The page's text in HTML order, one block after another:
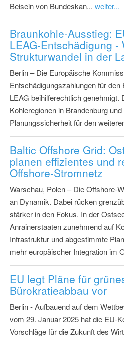
Beisein von Bundeskan... weiter...
Braunkohle-Ausstieg:
LEAG-Entschädigung -
Strukturwandel in der
Berlin – Die Europäische
Entschädigungszahlungen für
LEAG beihilferechtlich genehmigt.
Kohleregionen in Brandenburg
Planungssicherheit für den
Baltic Offshore Grid:
planen effizientes und
Offshore-Stromnetz
Warschau, Polen – Die Offshore-
an Dynamik. Dabei rücken
stärker in den Fokus. In der
Anrainerstaaten zunehmend auf
Infrastruktur und abgestimmte
mehr europäischer Integration im
EU legt Pläne für
Bürokratieabbau vor
Berlin - Aufbauend auf dem
vom 29. Januar 2025 hat die EU-
Vorschläge für die Zukunft des